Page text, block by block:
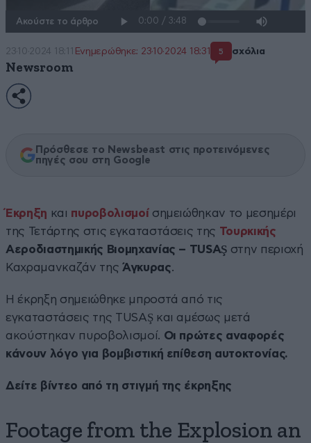
Ακούστε το άρθρο
23·10·2024 18:11 Ενημερώθηκε: 23·10·2024 18:31 5 σχόλια
Newsroom
Πρόσθεσε το Newsbeast στις προτεινόμενες
πηγές σου στη Google
Έκρηξη και πυροβολισμοί σημειώθηκαν το μεσημέρι
της Τετάρτης στις εγκαταστάσεις της Τουρκικής
Αεροδιαστημικής Βιομηχανίας – TUSAŞ στην περιοχή
Καχραμανκαζάν της Άγκυρας.
Η έκρηξη σημειώθηκε μπροστά από τις
εγκαταστάσεις της TUSAŞ και αμέσως μετά
ακούστηκαν πυροβολισμοί. Οι πρώτες αναφορές
κάνουν λόγο για βομβιστική επίθεση αυτοκτονίας.
Δείτε βίντεο από τη στιγμή της έκρηξης
Footage from the Explosion an